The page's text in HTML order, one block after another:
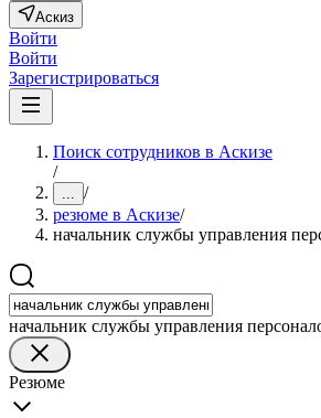
Аскиз
Войти
Войти
Зарегистрироваться
Поиск сотрудников в Аскизе
/
... /
резюме в Аскизе/
начальник службы управления
начальник службы управления
Резюме